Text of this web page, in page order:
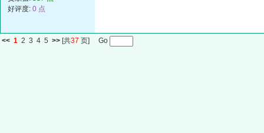
好评度: 0 点
<< 1 2 3 4 5 >> [共37 页] Go